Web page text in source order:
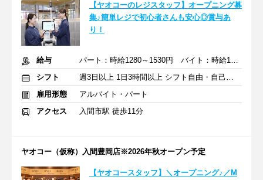
【ヤオコーのレジスタッフ】オープニング募
集♪簡単レジで初心者さんも安心◎賞与あ
り！
給与
パート：時給1280～1530円 バイト：時給1141円～
シフト
週3日以上 1日3時間以上 シフト自由・自己申告
雇用形態
アルバイト・パート
アクセス
入間市駅 徒歩11分
ヤオコー（仮称）入間豊岡店※2026年秋オープン予定
【ヤオコースタッフ】＼オープニング♪／M